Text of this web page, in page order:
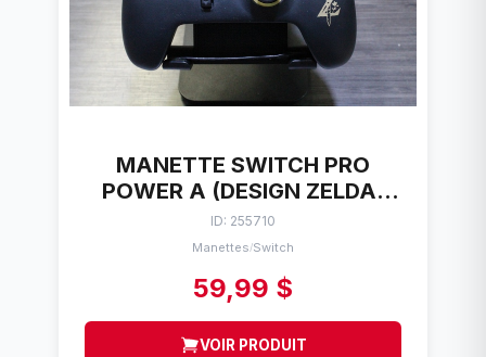
MANETTE SWITCH PRO
POWER A (DESIGN ZELDA)
WLC001
ID: 255710
Manettes/Switch
59,99 $
VOIR PRODUIT